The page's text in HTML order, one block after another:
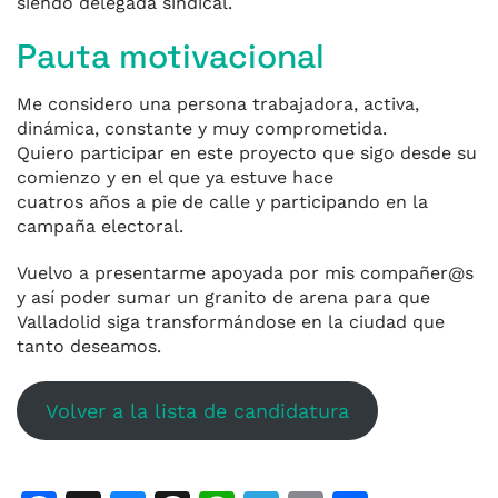
Pauta motivacional
Me considero una persona trabajadora, activa,
dinámica, constante y muy comprometida.
Quiero participar en este proyecto que sigo desde su
comienzo y en el que ya estuve hace
cuatros años a pie de calle y participando en la
campaña electoral.
Vuelvo a presentarme apoyada por mis compañer@s
y así poder sumar un granito de arena para que
Valladolid siga transformándose en la ciudad que
tanto deseamos.
Volver a la lista de candidatura